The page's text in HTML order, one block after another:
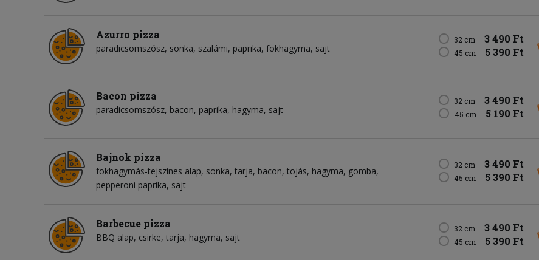
Azurro pizza
paradicsomszósz sonka szalámi paprika fokhagyma sajt
32 cm 3 490 Ft
45 cm 5 390 Ft
Bacon pizza
paradicsomszósz bacon paprika hagyma sajt
32 cm 3 490 Ft
45 cm 5 190 Ft
Bajnok pizza
fokhagymás-tejszínes alap sonka tarja bacon tojás hagyma gomba
pepperoni paprika sajt
32 cm 3 490 Ft
45 cm 5 390 Ft
Barbecue pizza
BBQ alap csirke tarja hagyma sajt
32 cm 3 490 Ft
45 cm 5 390 Ft